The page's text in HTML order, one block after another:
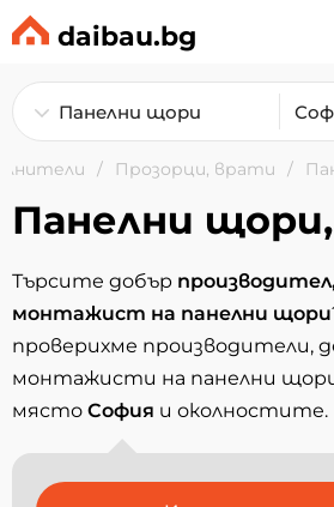
daibau.bg
Прозорци, врати
Панелни
Търсите добър
монтажист на панелни щори
проверихме производители,
монтажисти на панелни
място София и околностите.